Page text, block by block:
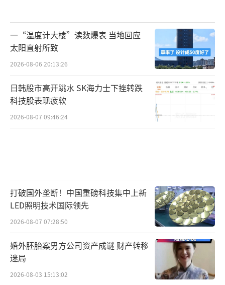
一“温度计大楼”读数爆表 当地回应
太阳直射所致
2026-08-06 20:13:26
日韩股市高开跳水 SK海力士下挫转跌
科技股表现疲软
2026-08-07 09:46:24
打破国外垄断！中国重磅科技集中上新
LED照明技术国际领先
2026-08-07 07:28:50
婚外胚胎案男方公司资产成谜 财产转移
迷局
2026-08-03 15:13:02